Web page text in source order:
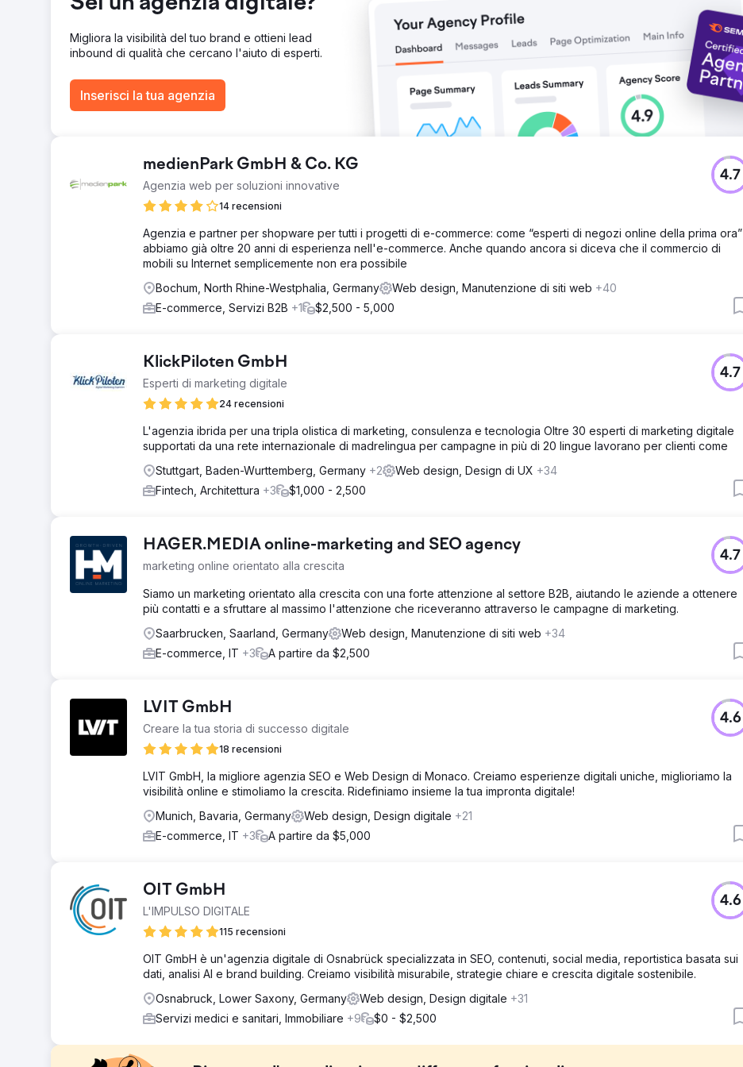
ROAS (ritorno sulla spesa pubblicitaria) di £19,58 (media degli ultimi tre mesi novembre, dicembre, gennaio 2024). Aumento del
27% Aumento del traffico organico del 27% dalla strategia SEO.
Migliora la visibilità del tuo brand e ottieni lead
inbound di qualità che cercano l'aiuto di esperti.
Inserisci la tua agenzia
medienPark GmbH & Co. KG
Agenzia web per soluzioni innovative
14 recensioni
4.7
Agenzia e partner per shopware per tutti i progetti di e-commerce: come “esperti di negozi online della prima ora”
abbiamo già oltre 20 anni di esperienza nell'e-commerce. Anche quando ancora si diceva che il commercio di
mobili su Internet semplicemente non era possibile
Bochum, North Rhine-Westphalia, Germany
Web design, Manutenzione di siti web +40
E-commerce, Servizi B2B +1 $2,500 - 5,000
KlickPiloten GmbH
Esperti di marketing digitale
24 recensioni
4.7
L'agenzia ibrida per una tripla olistica di marketing, consulenza e tecnologia Oltre 30 esperti di marketing digitale
supportati da una rete internazionale di madrelingua per campagne in più di 20 lingue lavorano per clienti come
Stuttgart, Baden-Wurttemberg, Germany +2 Web design, Design di UX +34
Fintech, Architettura +3 $1,000 - 2,500
HAGER.MEDIA online-marketing and SEO agency
marketing online orientato alla crescita
4.7
Siamo un marketing orientato alla crescita con una forte attenzione al settore B2B, aiutando le aziende a ottenere
più contatti e a sfruttare al massimo l'attenzione che riceveranno attraverso le campagne di marketing.
Saarbrucken, Saarland, Germany
Web design, Manutenzione di siti web +34
E-commerce, IT +3 A partire da $2,500
LVIT GmbH
Creare la tua storia di successo digitale
18 recensioni
4.6
LVIT GmbH, la migliore agenzia SEO e Web Design di Monaco. Creiamo esperienze digitali uniche, miglioriamo la
visibilità online e stimoliamo la crescita. Ridefiniamo insieme la tua impronta digitale!
Munich, Bavaria, Germany
Web design, Design digitale +21
E-commerce, IT +3 A partire da $5,000
OIT GmbH
L'IMPULSO DIGITALE
115 recensioni
4.6
OIT GmbH è un'agenzia digitale di Osnabrück specializzata in SEO, contenuti, social media, reportistica basata sui
dati, analisi AI e brand building. Creiamo visibilità misurabile, strategie chiare e crescita digitale sostenibile.
Osnabruck, Lower Saxony, Germany
Web design, Design digitale +31
Servizi medici e sanitari, Immobiliare +9 $0 - $2,500